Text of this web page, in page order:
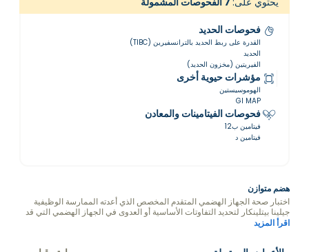
فحوصات الحديد
القدرة على ربط الحديد بالترانسفيرين (TIBC)
الحديد
الفيريتين (مخزون الحديد)
مؤشرات حيوية أخرى
الهوموسيستين
GI MAP
فحوصات الفيتامينات والمعادن
فيتامين ب12
فيتامين د
هضم متوازن
اختبار صحة الجهاز الهضمي المتقدم المخصص الذي أعدته الممارسة الوظيفية
جيلينا بيتلينكار لتحديد التفاوتات الأساسية أو العدوى في الجهاز الهضمي التي قد
تسهم في مشاكل الصحة.
اقرأ المزيد